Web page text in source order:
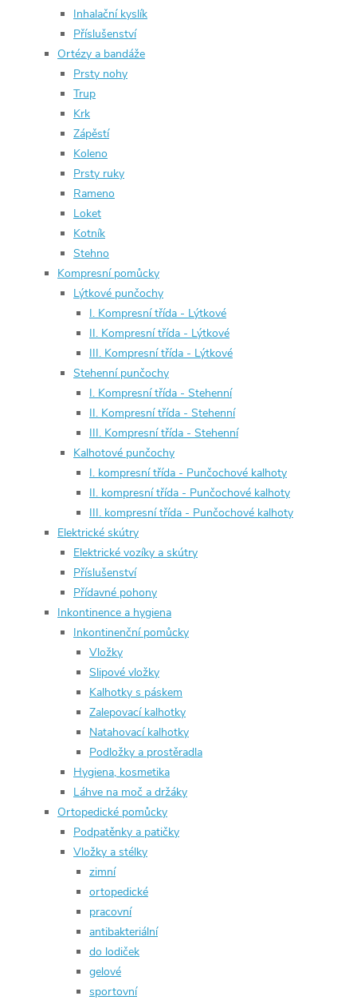
Inhalační kyslík
Příslušenství
Ortézy a bandáže
Prsty nohy
Trup
Krk
Zápěstí
Koleno
Prsty ruky
Rameno
Loket
Kotník
Stehno
Kompresní pomůcky
Lýtkové punčochy
I. Kompresní třída - Lýtkové
II. Kompresní třída - Lýtkové
III. Kompresní třída - Lýtkové
Stehenní punčochy
I. Kompresní třída - Stehenní
II. Kompresní třída - Stehenní
III. Kompresní třída - Stehenní
Kalhotové punčochy
I. kompresní třída - Punčochové kalhoty
II. kompresní třída - Punčochové kalhoty
III. kompresní třída - Punčochové kalhoty
Elektrické skútry
Elektrické vozíky a skútry
Příslušenství
Přídavné pohony
Inkontinence a hygiena
Inkontinenční pomůcky
Vložky
Slipové vložky
Kalhotky s páskem
Zalepovací kalhotky
Natahovací kalhotky
Podložky a prostěradla
Hygiena, kosmetika
Láhve na moč a držáky
Ortopedické pomůcky
Podpatěnky a patičky
Vložky a stélky
zimní
ortopedické
pracovní
antibakteriální
do lodiček
gelové
sportovní